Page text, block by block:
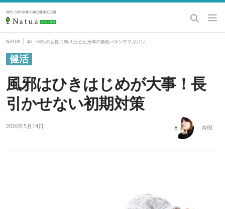
NATUA| 40・50代の女性に向けた 心と身体の自然バランスマガジン
健活
風邪はひきはじめが大事！長
引かせない初期対策
2026年5月14日 杏樹